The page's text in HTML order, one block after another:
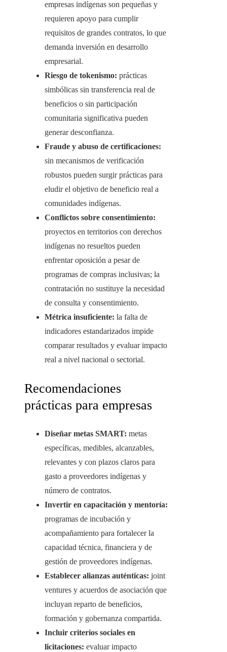
empresas indígenas son pequeñas y
requieren apoyo para cumplir
requisitos de grandes contratos, lo que
demanda inversión en desarrollo
empresarial.
Riesgo de tokenismo: prácticas
simbólicas sin transferencia real de
beneficios o sin participación
comunitaria significativa pueden
generar desconfianza.
Fraude y abuso de certificaciones:
sin mecanismos de verificación
robustos pueden surgir prácticas para
eludir el objetivo de beneficio real a
comunidades indígenas.
Conflictos sobre consentimiento:
proyectos en territorios con derechos
indígenas no resueltos pueden
enfrentar oposición a pesar de
programas de compras inclusivas; la
contratación no sustituye la necesidad
de consulta y consentimiento.
Métrica insuficiente: la falta de
indicadores estandarizados impide
comparar resultados y evaluar impacto
real a nivel nacional o sectorial.
Recomendaciones
prácticas para empresas
Diseñar metas SMART: metas
específicas, medibles, alcanzables,
relevantes y con plazos claros para
gasto a proveedores indígenas y
número de contratos.
Invertir en capacitación y mentoría:
programas de incubación y
acompañamiento para fortalecer la
capacidad técnica, financiera y de
gestión de proveedores indígenas.
Establecer alianzas auténticas: joint
ventures y acuerdos de asociación que
incluyan reparto de beneficios,
formación y gobernanza compartida.
Incluir criterios sociales en
licitaciones: evaluar impacto